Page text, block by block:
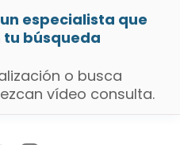
especialista que
tu búsqueda
o busca
vídeo consulta.